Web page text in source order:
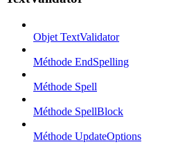
Objet TextValidator
Méthode EndSpelling
Méthode Spell
Méthode SpellBlock
Méthode UpdateOptions